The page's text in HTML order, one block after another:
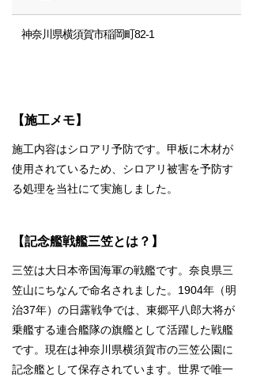
神奈川県横須賀市稲岡町82-1
【施工メモ】
施工内容はシロアリ予防です。甲板に木材が
使用されているため、シロアリ被害を予防す
る処理を当社にて実施しました。
【記念艦戦艦三笠とは？】
三笠は大日本帝国海軍の戦艦です。奈良県三
笠山にちなんで命名されました。1904年（明
治37年）の日露戦争では、東郷平八郎大将が
乗艦する連合艦隊の旗艦として活躍した戦艦
です。現在は神奈川県横須賀市の三笠公園に
記念艦として保存されています。世界で唯一